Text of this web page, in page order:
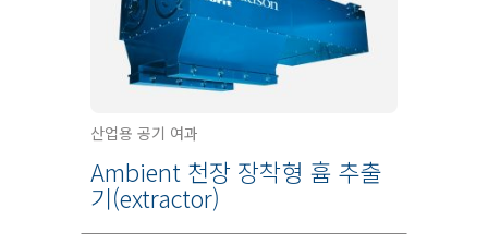
산업용 공기 여과
Ambient 천장 장착형 흄 추출
기(extractor)